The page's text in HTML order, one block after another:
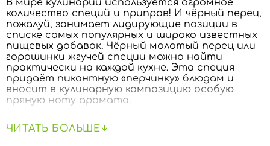
количество специй и приправ! И чёрный перец,
пожалуй, занимает лидирующие позиции в
списке самых популярных и широко известных
пищевых добавок. Чёрный молотый перец или
горошинки жгучей специи можно найти
практически на каждой кухне. Эта специя
придаёт пикантную «перчинку» блюдам и
вносит в кулинарную композицию особую
пряную ноту аромата.
С, Е, К, РР и витаминами группы В, а также
ЧИТАТЬ БОЛЬШЕ